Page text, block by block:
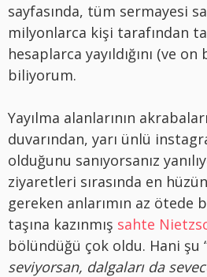
sayfasında, tüm sermayesi
milyonlarca kişi tarafından
hesaplarca yayıldığını (ve on
biliyorum.
Yayılma alanlarının
duvarından, yarı ünlü
olduğunu sanıyorsanız
ziyaretleri sırasında en
gereken anlarımın az ötede
taşına kazınmış sahte
bölündüğü çok oldu. Hani şu
seviyorsan, dalgaları da